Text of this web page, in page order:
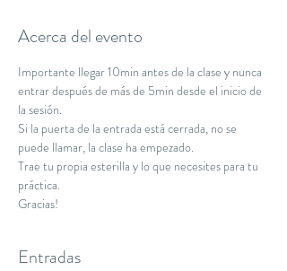
Acerca del evento
Importante llegar 10min antes de la clase y nunca
entrar después de más de 5min desde el inicio de
la sesión.
Si la puerta de la entrada está cerrada, no se
puede llamar, la clase ha empezado.
Trae tu propia esterilla y lo que necesites para tu
práctica.
Gracias!
Entradas